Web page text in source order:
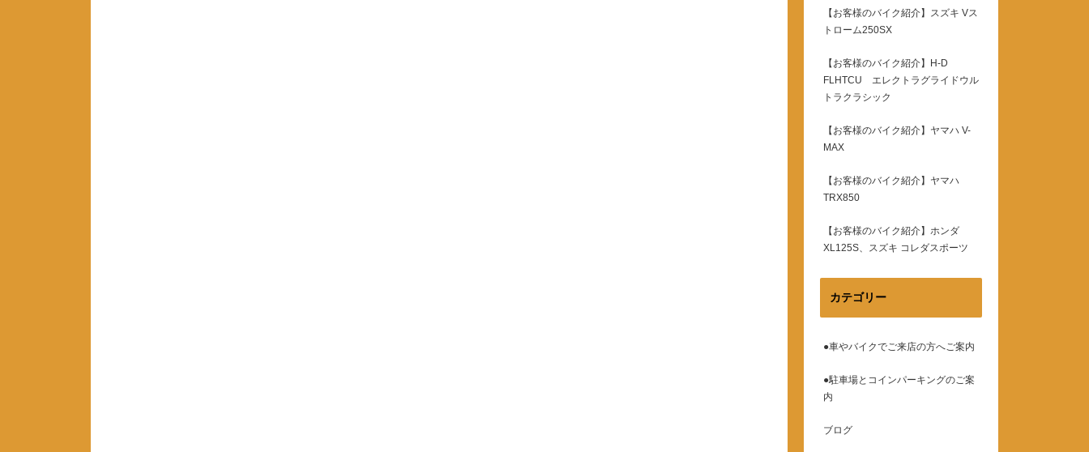
【お客様のバイク紹介】スズキ Vス
トローム250SX
【お客様のバイク紹介】H-D
FLHTCU エレクトラグライドウル
トラクラシック
【お客様のバイク紹介】ヤマハ V-
MAX
【お客様のバイク紹介】ヤマハ
TRX850
【お客様のバイク紹介】ホンダ
XL125S、スズキ コレダスポーツ
カテゴリー
●車やバイクでご来店の方へご案内
●駐車場とコインパーキングのご案
内
ブログ